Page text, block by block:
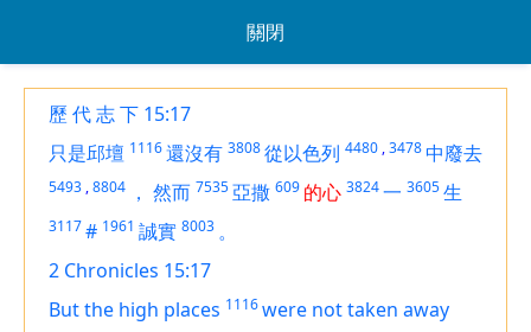
關閉
歷 代 志 下 15:17
只是邱壇 1116還沒有 3808從以色列 4480 ,3478中廢去
5493 ,8804 ， 然而 7535亞撒 609 的心 3824一 3605生
3117# 1961 誠實 8003 。
2 Chronicles 15:17
But the high places 1116were not taken away